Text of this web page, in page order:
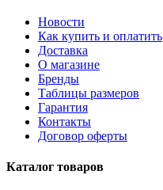
Новости
Как купить и оплатить
Доставка
О магазине
Бренды
Таблицы размеров
Гарантия
Контакты
Договор оферты
Каталог товаров